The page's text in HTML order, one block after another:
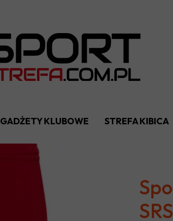
GADŻETY KLUBOWE STREFA KIBICA